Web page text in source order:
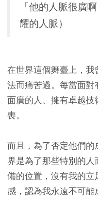
「他的人脈很廣
耀的人脈）
在世界這個舞臺上，
法而痛苦過。每當面對
面廣的人、擁有卓越技
喪。
而且，為了否定他們
界是為了那些特別的
備的位置，沒有我的
感，認為我永遠不可能